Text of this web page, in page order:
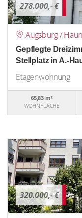
278.000,- €
Augsburg /
Gepflegte
Stellplatz in A.-
Etagenwohnung
65,83 m²
WOHNFLÄCHE
320.000,- €